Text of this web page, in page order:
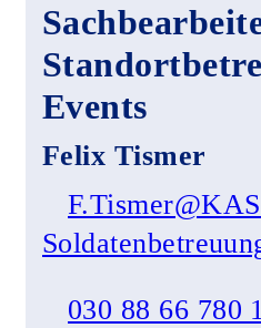
Events
Felix Tismer
030 88 66 780